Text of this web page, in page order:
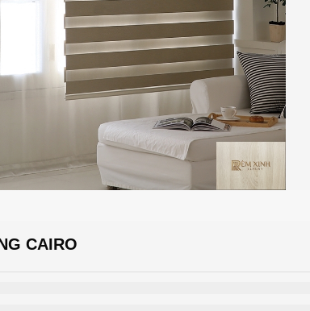
CAIRO